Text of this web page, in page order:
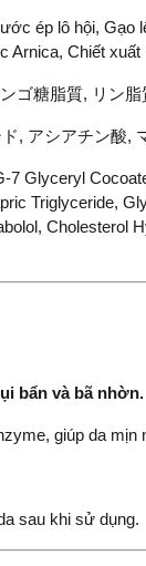
ép lô hội, Gạo
Arnica, Chiết
ゴ糖脂質, リン
, アシアチン酸,
7 Glyceryl
Triglyceride,
Cholesterol
bẩn và bã nhờn.
giúp da mịn
sau khi sử dụng.